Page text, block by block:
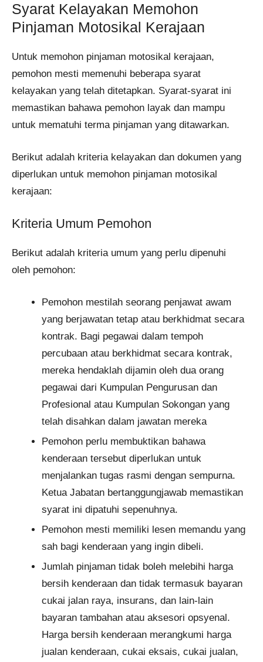
Syarat Kelayakan Memohon
Pinjaman Motosikal Kerajaan
Untuk memohon pinjaman motosikal kerajaan,
pemohon mesti memenuhi beberapa syarat
kelayakan yang telah ditetapkan. Syarat-syarat ini
memastikan bahawa pemohon layak dan mampu
untuk mematuhi terma pinjaman yang ditawarkan.
Berikut adalah kriteria kelayakan dan dokumen yang
diperlukan untuk memohon pinjaman motosikal
kerajaan:
Kriteria Umum Pemohon
Berikut adalah kriteria umum yang perlu dipenuhi
oleh pemohon:
Pemohon mestilah seorang penjawat awam
yang berjawatan tetap atau berkhidmat secara
kontrak. Bagi pegawai dalam tempoh
percubaan atau berkhidmat secara kontrak,
mereka hendaklah dijamin oleh dua orang
pegawai dari Kumpulan Pengurusan dan
Profesional atau Kumpulan Sokongan yang
telah disahkan dalam jawatan mereka
Pemohon perlu membuktikan bahawa
kenderaan tersebut diperlukan untuk
menjalankan tugas rasmi dengan sempurna.
Ketua Jabatan bertanggungjawab memastikan
syarat ini dipatuhi sepenuhnya.
Pemohon mesti memiliki lesen memandu yang
sah bagi kenderaan yang ingin dibeli.
Jumlah pinjaman tidak boleh melebihi harga
bersih kenderaan dan tidak termasuk bayaran
cukai jalan raya, insurans, dan lain-lain
bayaran tambahan atau aksesori opsyenal.
Harga bersih kenderaan merangkumi harga
jualan kenderaan, cukai eksais, cukai jualan,